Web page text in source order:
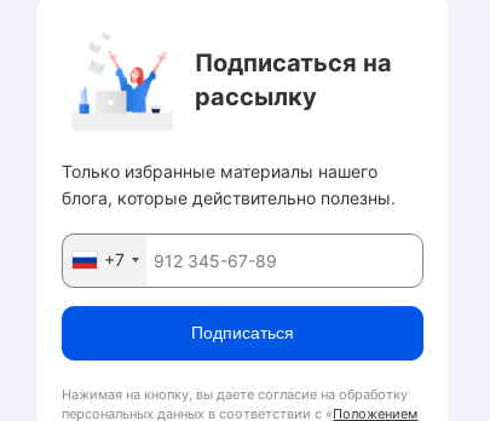
Подписаться на
рассылку
Только избранные материалы нашего
блога, которые действительно полезны.
+7
Подписаться
Нажимая на кнопку, вы даете согласие на обработку
персональных данных в соответствии с «Положением